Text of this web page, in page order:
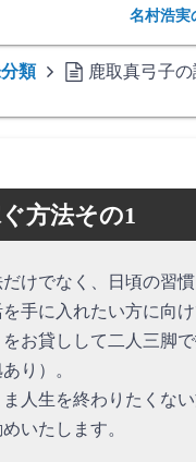
名村浩実
類 鹿取真弓子の
方法その1
けでなく、日頃の習
手に入れたい方に向
お貸しして二人三脚で
り）。
人生を終わりたくな
いたします。